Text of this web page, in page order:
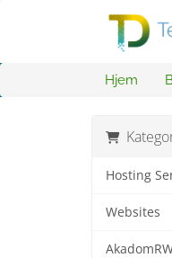
Hjem
Hosting
Websites